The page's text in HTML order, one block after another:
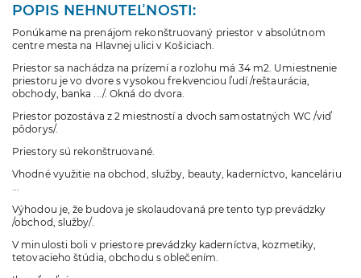
POPIS NEHNUTEĽNOSTI:
Ponúkame na prenájom rekonštruovaný priestor v absolútnom
centre mesta na Hlavnej ulici v Košiciach.
Priestor sa nachádza na prízemí a rozlohu má 34 m2. Umiestnenie
priestoru je vo dvore s vysokou frekvenciou ľudí /reštaurácia,
obchody, banka .../. Okná do dvora.
Priestor pozostáva z 2 miestností a dvoch samostatných WC /viď
pôdorys/.
Priestory sú rekonštruované.
Vhodné využitie na obchod, služby, beauty, kaderníctvo, kanceláriu
...
Výhodou je, že budova je skolaudovaná pre tento typ prevádzky
/obchod, služby/.
V minulosti boli v priestore prevádzky kaderníctva, kozmetiky,
tetovacieho štúdia, obchodu s oblečením.